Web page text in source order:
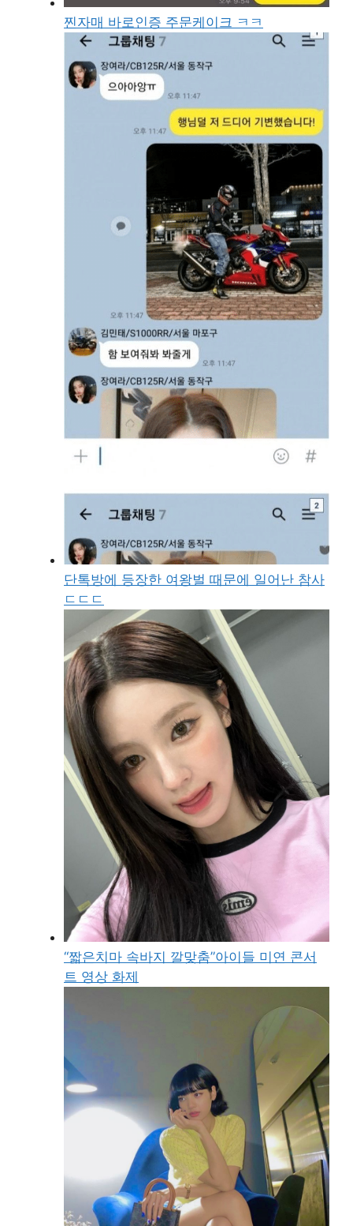
찐자매 바로인증 주문케이크 ㅋㅋ
단톡방에 등장한 여왕벌 때문에 일어난 참사
ㄷㄷㄷ
“짧은치마 속바지 깔맞춤”아이들 미연 콘서
트 영상 화제